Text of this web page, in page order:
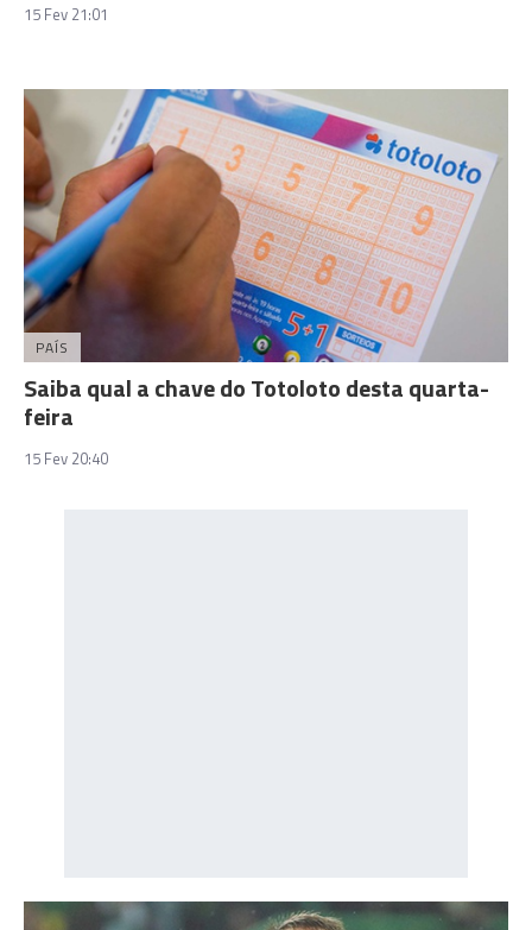
15 Fev 21:01
PAÍS
Saiba qual a chave do Totoloto desta quarta-
feira
15 Fev 20:40